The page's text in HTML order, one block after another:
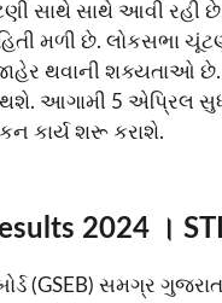
સાથે સાથે આવી રહી
માહિતી મળી છે.
જાહેર થવાની
આગામી 5 એપ્રિલ
કાર્ય શરૂ કરાશે.
2024 ।
(GSEB) સમગ્ર